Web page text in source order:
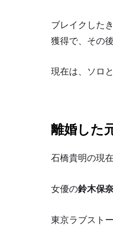
ブレイクした
獲得で、その
現在は、ソロ
離婚した
石橋貴明の現
女優の鈴木保
東京ラブスト